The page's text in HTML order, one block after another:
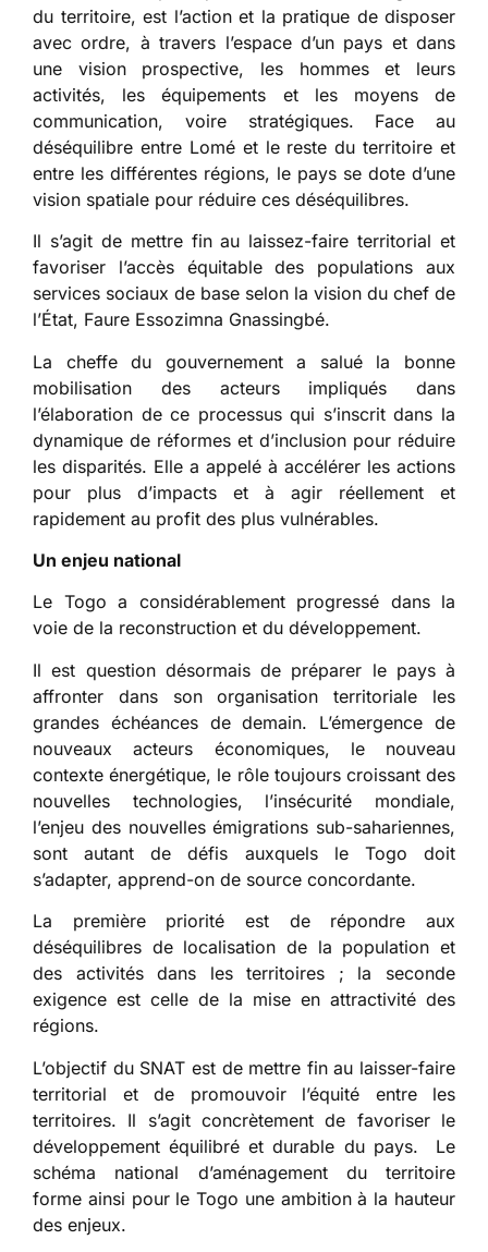
du territoire, est l’action et la pratique de disposer
avec ordre, à travers l’espace d’un pays et dans
une vision prospective, les hommes et leurs
activités, les équipements et les moyens de
communication, voire stratégiques. Face au
déséquilibre entre Lomé et le reste du territoire et
entre les différentes régions, le pays se dote d’une
vision spatiale pour réduire ces déséquilibres.
Il s’agit de mettre fin au laissez-faire territorial et
favoriser l’accès équitable des populations aux
services sociaux de base selon la vision du chef de
l’État, Faure Essozimna Gnassingbé.
La cheffe du gouvernement a salué la bonne
mobilisation des acteurs impliqués dans
l’élaboration de ce processus qui s’inscrit dans la
dynamique de réformes et d’inclusion pour réduire
les disparités. Elle a appelé à accélérer les actions
pour plus d’impacts et à agir réellement et
rapidement au profit des plus vulnérables.
Un enjeu national
Le Togo a considérablement progressé dans la
voie de la reconstruction et du développement.
Il est question désormais de préparer le pays à
affronter dans son organisation territoriale les
grandes échéances de demain. L’émergence de
nouveaux acteurs économiques, le nouveau
contexte énergétique, le rôle toujours croissant des
nouvelles technologies, l’insécurité mondiale,
l’enjeu des nouvelles émigrations sub-sahariennes,
sont autant de défis auxquels le Togo doit
s’adapter, apprend-on de source concordante.
La première priorité est de répondre aux
déséquilibres de localisation de la population et
des activités dans les territoires ; la seconde
exigence est celle de la mise en attractivité des
régions.
L’objectif du SNAT est de mettre fin au laisser-faire
territorial et de promouvoir l’équité entre les
territoires. Il s’agit concrètement de favoriser le
développement équilibré et durable du pays. Le
schéma national d’aménagement du territoire
forme ainsi pour le Togo une ambition à la hauteur
des enjeux.